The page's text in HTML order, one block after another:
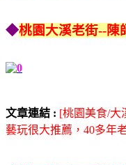
◆桃園大溪老街--陳
文章連結 : [桃園美食/大
藝玩很大推薦，40多年